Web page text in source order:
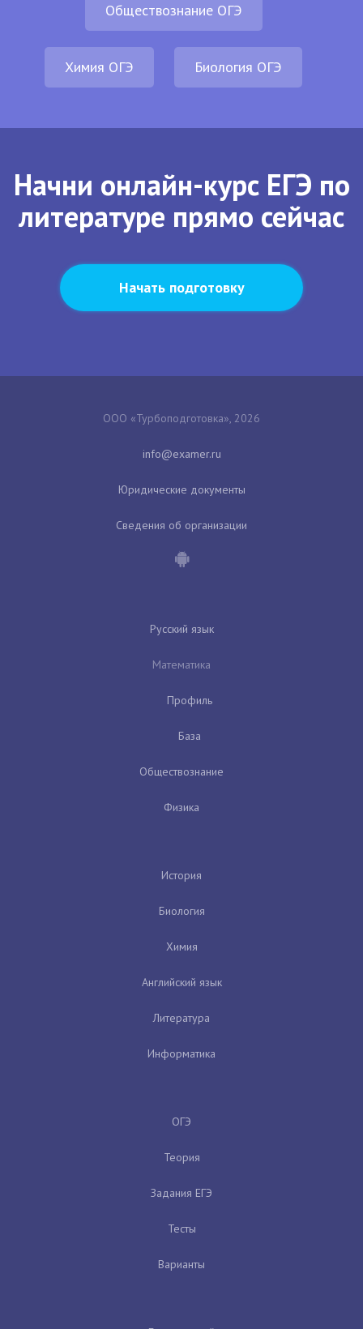
Обществознание ОГЭ
Химия ОГЭ Биология ОГЭ
Начни онлайн-курс ЕГЭ по
литературе прямо сейчас
Начать подготовку
ООО «Турбоподготовка», 2026
Юридические документы
Сведения об организации
Русский язык
Математика
Профиль
База
Обществознание
Физика
История
Биология
Химия
Английский язык
Литература
Информатика
ОГЭ
Теория
Задания ЕГЭ
Тесты
Варианты